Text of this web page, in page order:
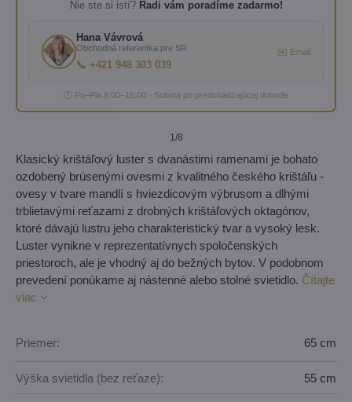
Nie ste si istí? Radi vám poradíme zadarmo!
Hana Vávrová
Obchodná referentka pre SR
📞 +421 948 303 039
✉️ Email
🕐 Po–Pia 8:00–16:00 · Sobota po predchádzajúcej dohode
1/8
Klasický krištáľový luster s dvanástimi ramenami je bohato
ozdobený brúsenými ovesmi z kvalitného českého krištáľu -
ovesy v tvare mandlí s hviezdicovým výbrusom a dlhými
trblietavými reťazami z drobných krištáľových oktagónov,
ktoré dávajú lustru jeho charakteristický tvar a vysoký lesk.
Luster vynikne v reprezentatívnych spoločenských
priestoroch, ale je vhodný aj do bežných bytov. V podobnom
prevedení ponúkame aj nástenné alebo stolné svietidlo. Čítajte
viac
Priemer: 65 cm
Výška svietidla (bez reťaze): 55 cm